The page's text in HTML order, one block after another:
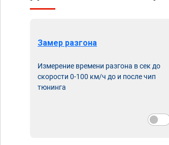
Замер разгона
Измерение времени разгона в сек до
скорости 0-100 км/ч до и после чип
тюнинга